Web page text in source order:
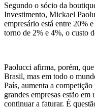
Segundo o sócio da
Investimento, Mickael
empresário está entre 20%
torno de 2% e 4%, o custo
Paolucci afirma, porém,
Brasil, mas em todo o
País, aumenta a
grandes empresas estão
continuar a faturar. É